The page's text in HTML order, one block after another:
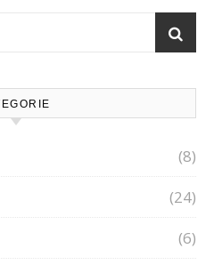
(8)
(24)
(6)